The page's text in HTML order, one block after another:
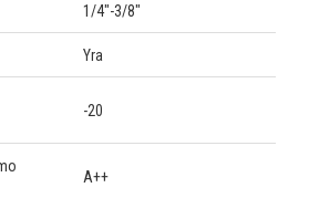
1/4"-3/8"
Yra
-20
A++